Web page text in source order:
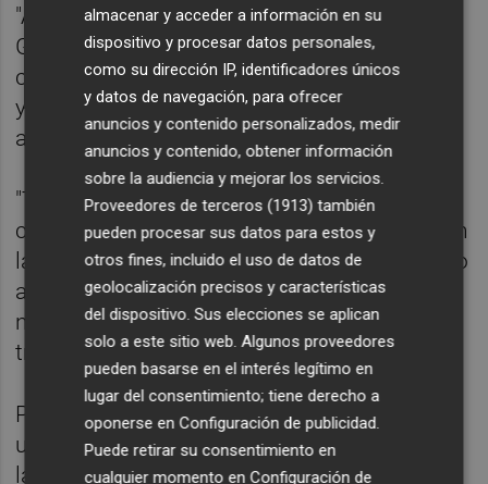
"Acabo de hablar con el presidente del
Gobierno español, Sánchez. Nos hemos
centrado en la defensa aérea para Ucrania,
ya que necesitamos más unidades", ha
apuntado Zelenski.
"También hemos tratado nuestra
cooperación con España a nivel bilateral y en
las instituciones europeas. Estoy agradecido
a España por su apoyo inquebrantable y
nuestro fe común en que la vida debe
triunfar", ha remachado.
Precisamente este domingo las autoridades
ucranianas han denunciado que Rusia ha
lanzado de madrugada casi 30 misiles
almacenar y acceder a información en su
dispositivo y procesar datos personales,
como su dirección IP, identificadores únicos
y datos de navegación, para ofrecer
anuncios y contenido personalizados, medir
anuncios y contenido, obtener información
sobre la audiencia y mejorar los servicios.
Proveedores de terceros (1913) también
pueden procesar sus datos para estos y
otros fines, incluido el uso de datos de
geolocalización precisos y características
del dispositivo. Sus elecciones se aplican
solo a este sitio web. Algunos proveedores
pueden basarse en el interés legítimo en
lugar del consentimiento; tiene derecho a
oponerse enConfiguración de publicidad
Puede retirar su consentimiento en
cualquier momento enConfiguración de